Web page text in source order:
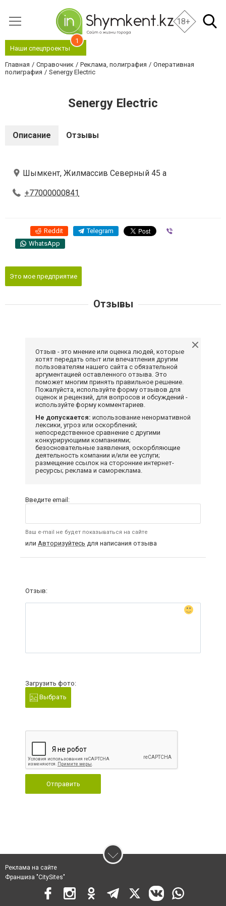
18+
Наши спецпроекты
1
Главная Справочник Реклама, полиграфия
Оперативная
полиграфия
Senergy Electric
Senergy Electric
Описание Отзывы
Шымкент, Жилмассив Северный 45 а
+77000000841
Reddit Telegram
WhatsApp
Это мое предприятие
Отзывы
Отзыв - это мнение или оценка людей, которые
хотят передать опыт или впечатления другим
пользователям нашего сайта с обязательной
аргументацией оставленного отзыва. Это
поможет многим принять правильное решение.
Пожалуйста, используйте форму отзывов для
оценок и рецензий, для вопросов и обсуждений -
используйте форму комментариев.
Не допускается: использование ненормативной
лексики, угроз или оскорблений;
непосредственное сравнение с другими
конкурирующими компаниями;
безосновательные заявления, оскорбляющие
деятельность компании и/или ее услуги;
размещение ссылок на сторонние интернет-
ресурсы; реклама и самореклама.
Введите email:
Ваш e-mail не будет показываться на сайте
или Авторизуйтесь для написания отзыва
Отзыв:
Загрузить фото:
Выбрать
Отправить
Реклама на сайте
Франшиза "CitySites"